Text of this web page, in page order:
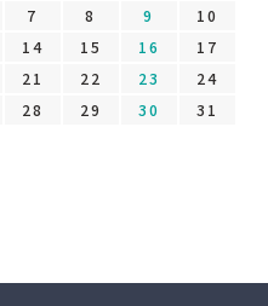
7 8 9
10
14 15 16
17
21 22 23
24
28 29 30
31